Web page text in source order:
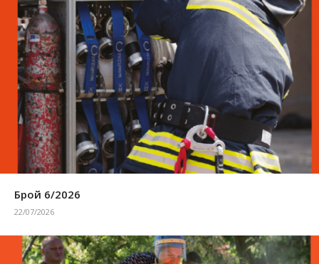
Брой 6/2026
22/07/2026